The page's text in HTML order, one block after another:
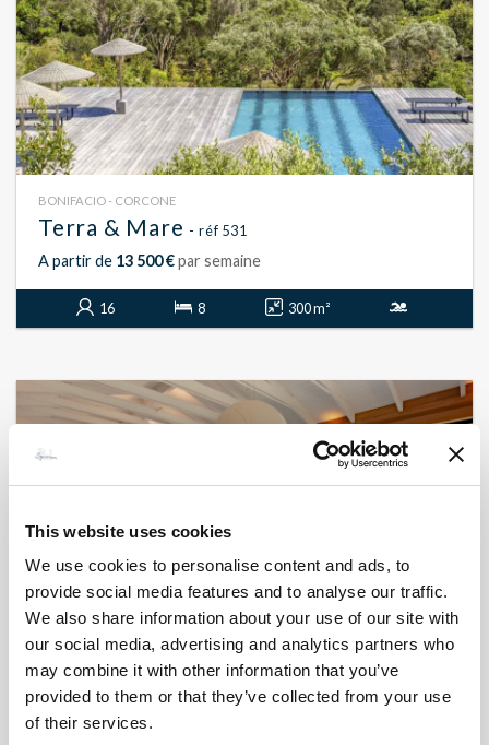
This website uses cookies
We use cookies to personalise content and ads, to
provide social media features and to analyse our traffic.
We also share information about your use of our site with
our social media, advertising and analytics partners who
may combine it with other information that you’ve
provided to them or that they’ve collected from your use
of their services.
BONIFACIO - CORCONE
Terra & Mare - réf 531
A partir de 13 500 €par semaine
16 8 300 m²
BONIFACIO - PIANTARELLA
Jetez l'ancre - réf 407
A partir de19 800 €